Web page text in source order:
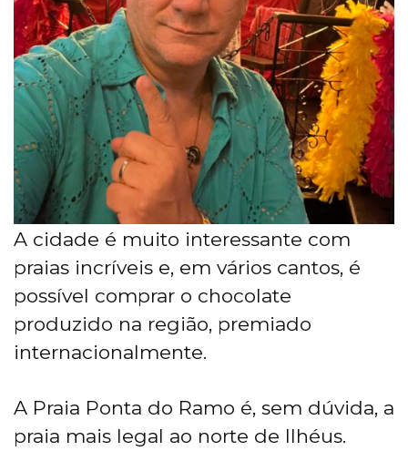
A cidade é muito interessante com
praias incríveis e, em vários cantos, é
possível comprar o chocolate
produzido na região, premiado
internacionalmente.
A Praia Ponta do Ramo é, sem dúvida, a
praia mais legal ao norte de Ilhéus.